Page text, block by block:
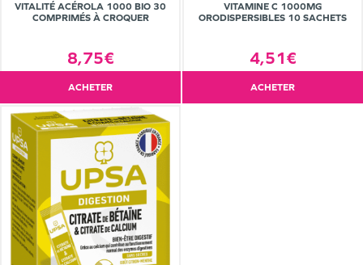
VITALITÉ ACÉROLA 1000 BIO 30
COMPRIMÉS À CROQUER
8,75€
ACHETER
VITAMINE C 1000MG
ORODISPERSIBLES 10 SACHETS
4,51€
ACHETER